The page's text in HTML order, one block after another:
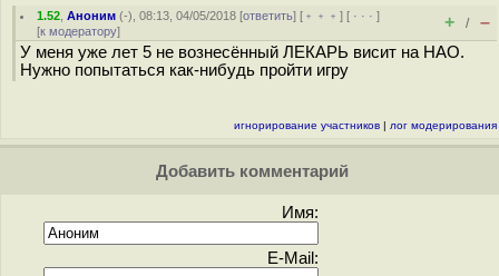
1.52 ,Аноним (-), 08:13, 04/05/2018 [ответить] [ ﹢﹢﹢] [ · · ·]
[к модератору] + / –
У меня уже лет 5 не вознесённый ЛЕКАРЬ висит на НАО.
Нужно попытаться как-нибудь пройти игру
игнорирование участников | лог модерирования
Добавить комментарий
Имя:
E-Mail: